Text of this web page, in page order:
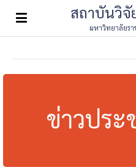
สถาบันวิ
มหาวิทยาลัยร
ข่าวปร